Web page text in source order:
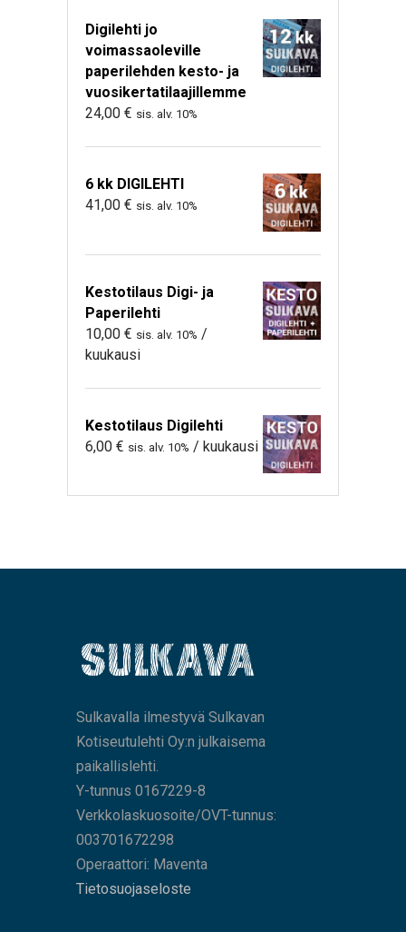
Digilehti jo
voimassaoleville
paperilehden kesto- ja
vuosikertatilaajillemme
24,00 € sis. alv. 10%
6 kk DIGILEHTI
41,00 € sis. alv. 10%
Kestotilaus Digi- ja
Paperilehti
10,00 € sis. alv. 10% /
kuukausi
Kestotilaus Digilehti
6,00 € sis. alv. 10% / kuukausi
Sulkavalla ilmestyvä Sulkavan
Kotiseutulehti Oy:n julkaisema
paikallislehti.
Y-tunnus 0167229-8
Verkkolaskuosoite/OVT-tunnus:
003701672298
Operaattori: Maventa
Tietosuojaseloste